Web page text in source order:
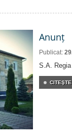
Anunț
Publicat:
S.A.
CITEŞTE